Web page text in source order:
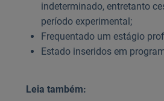
indeterminado, entretanto
período experimental;
Frequentado um estágio
Estado inseridos em
Leia também: